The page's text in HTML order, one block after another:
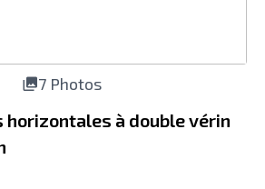
7 Photos
horizontales à double vérin